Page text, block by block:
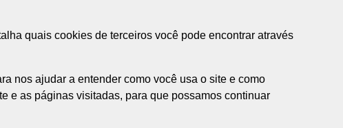
quais cookies de terceiros você pode encontrar através
nos ajudar a entender como você usa o site e como
e as páginas visitadas, para que possamos continuar